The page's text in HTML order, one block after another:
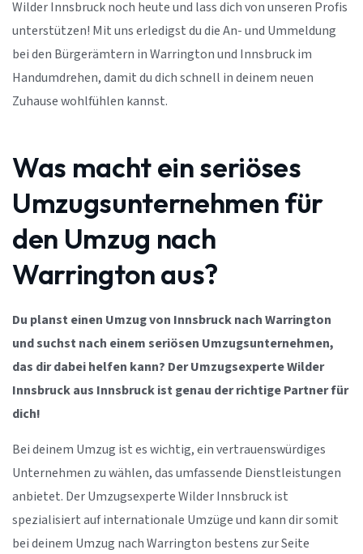
Wilder Innsbruck noch heute und lass dich von unseren Profis
unterstützen! Mit uns erledigst du die An- und Ummeldung
bei den Bürgerämtern in Warrington und Innsbruck im
Handumdrehen, damit du dich schnell in deinem neuen
Zuhause wohlfühlen kannst.
Was macht ein seriöses
Umzugsunternehmen für
den Umzug nach
Warrington aus?
Du planst einen Umzug von Innsbruck nach Warrington
und suchst nach einem seriösen Umzugsunternehmen,
das dir dabei helfen kann? Der Umzugsexperte Wilder
Innsbruck aus Innsbruck ist genau der richtige Partner für
dich!
Bei deinem Umzug ist es wichtig, ein vertrauenswürdiges
Unternehmen zu wählen, das umfassende Dienstleistungen
anbietet. Der Umzugsexperte Wilder Innsbruck ist
spezialisiert auf internationale Umzüge und kann dir somit
bei deinem Umzug nach Warrington bestens zur Seite